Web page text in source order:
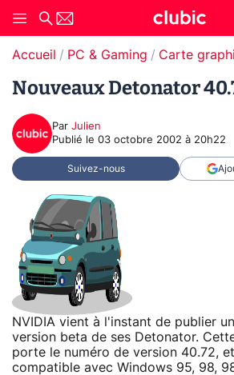
Accueil PC & Gaming Carte
Nouveaux Detonator
Par Julien
Publié le 03 octobre 2002 à 20h22
Suivez-nous
NVIDIA vient à l'instant de publier
version beta de ses Detonator.
porte le numéro de version 40.72,
compatible avec Windows 95, 98,